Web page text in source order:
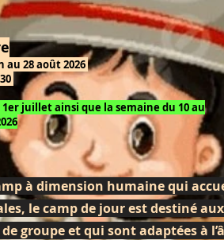
au 28 août 2026
1er juillet ainsi que la semaine du 10 au
à dimension humaine qui
le camp de jour est destiné
groupe et qui sont adaptées à